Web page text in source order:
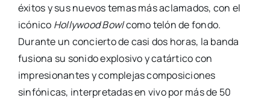
éxitos y sus nuevos temas más aclamados, con el
icónico Hollywood Bowlcomo telón de fondo.
Durante un concierto de casi dos horas, la banda
fusiona su sonido explosivo y catártico con
impresionantes y complejas composiciones
sinfónicas, interpretadas en vivo por más de 50